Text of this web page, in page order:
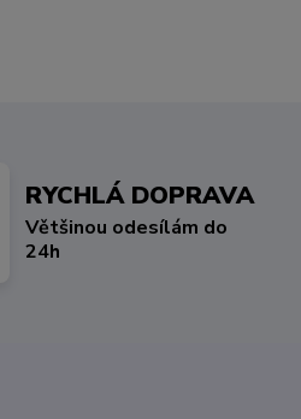
RYCHLÁ DOPRAVA
Většinou odesílám do
24h